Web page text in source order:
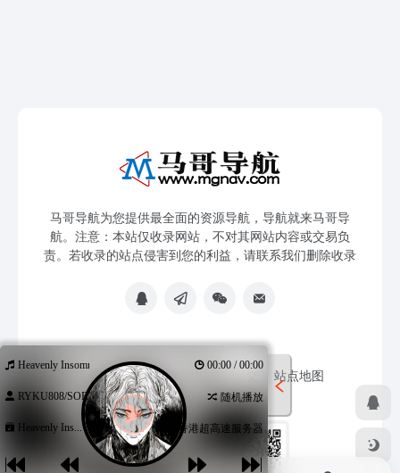
马哥导航为您提供最全面的资源导航，导航就来马哥导
航。注意：本站仅收录网站，不对其网站内容或交易负
责。若收录的站点侵害到您的利益，请联系我们删除收录
免责声明 友链申请 网站提交 站点地图
Heavenly Insomnia 00:00 / 00:00
RYKU808/SORR... 随机播放
Heavenly Ins... 香港超高速服务器